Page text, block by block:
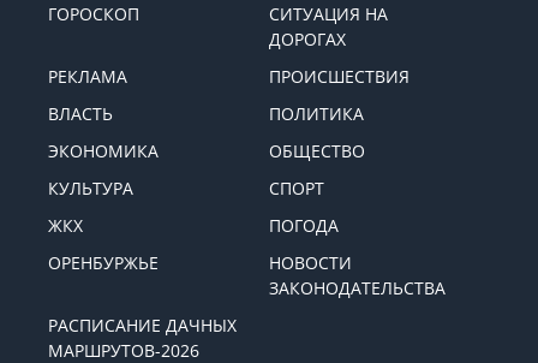
ГОРОСКОП
СИТУАЦИЯ НА
ДОРОГАХ
РЕКЛАМА
ПРОИСШЕСТВИЯ
ВЛАСТЬ
ПОЛИТИКА
ЭКОНОМИКА
ОБЩЕСТВО
КУЛЬТУРА
СПОРТ
ЖКХ
ПОГОДА
ОРЕНБУРЖЬЕ
НОВОСТИ
ЗАКОНОДАТЕЛЬСТВА
РАСПИСАНИЕ ДАЧНЫХ
МАРШРУТОВ-2026